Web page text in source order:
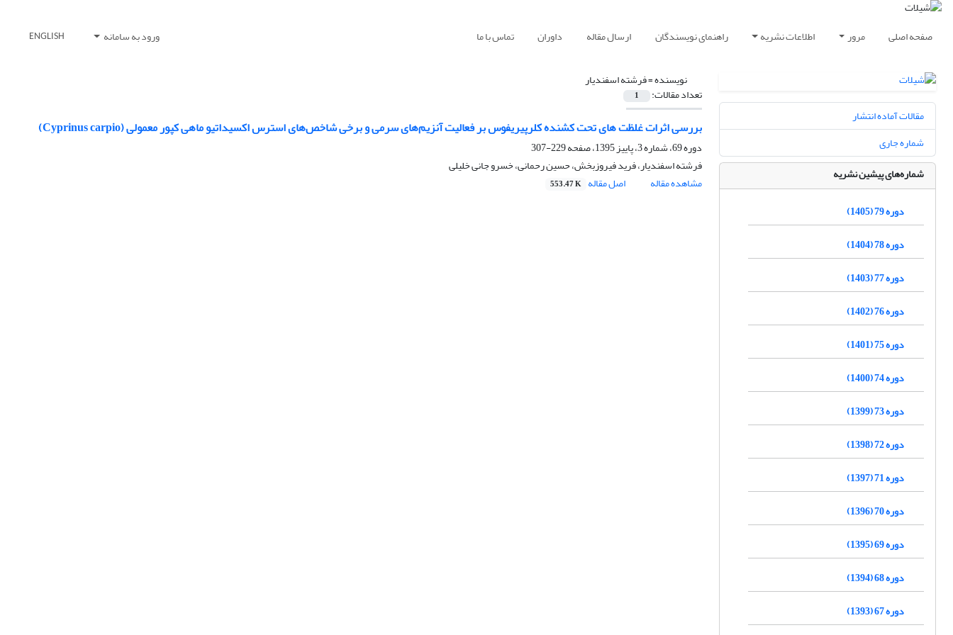
صفحه اصلی مرور اطلاعات نشریه راهنمای نویسندگان ارسال مقاله داوران تماس با ما ورود به سامانه ENGLISH
نویسنده =فرشته اسفندیار
تعداد مقالات: 1
بررسی اثرات غلظت های تحت کشنده کلرپیریفوس بر فعالیت آنزیم‌های سرمی و برخی شاخص‌های استرس اکسیداتیو ماهی کپور معمولی (Cyprinus carpio)
دوره 69، شماره 3، پاییز 1395، صفحه
229-307
فرشته اسفندیار، فرید فیروزبخش، حسین رحمانی، خسرو جانی خلیلی
مشاهده مقاله
اصل مقاله 553.47 K
مقالات آماده انتشار
شماره جاری
شماره‌های پیشین نشریه
دوره 79 (1405)
دوره 78 (1404)
دوره 77 (1403)
دوره 76 (1402)
دوره 75 (1401)
دوره 74 (1400)
دوره 73 (1399)
دوره 72 (1398)
دوره 71 (1397)
دوره 70 (1396)
دوره 69 (1395)
دوره 68 (1394)
دوره 67 (1393)